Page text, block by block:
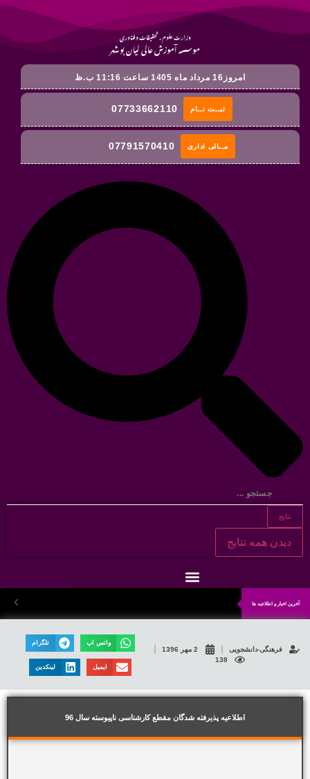
وزارت علوم ، تحقیقات و فناوری
موسسه آموزش عالی لیان بوشهر
امروز16 مرداد ماه 1405 ساعت 11:16 ب.ظ
07733662110 ثبــت نــام
07791570410 مــالی اداری
نتایج
دیدن همه نتایج
آخرین اخبار و اطلاعیه ها
فرهنگی-دانشجویی
2 مهر 1396
138
واتس اپ تلگرام
ایمیل لینکدین
اطلاعیه پذیرفته شدگان مقطع کارشناسی ناپیوسته سال 96